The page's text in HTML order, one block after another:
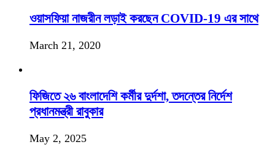
ওয়াসফিয়া নাজরীন লড়াই করছেন COVID-19 এর সাথে
March 21, 2020
ফিজিতে ২৬ বাংলাদেশি কর্মীর দুর্দশা, তদন্তের নির্দেশ
প্রধানমন্ত্রী রাবুকার
May 2, 2025